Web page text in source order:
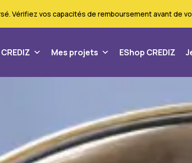
Vérifiez vos capacités de remboursement avant de
Mes projets EShop CREDIZ